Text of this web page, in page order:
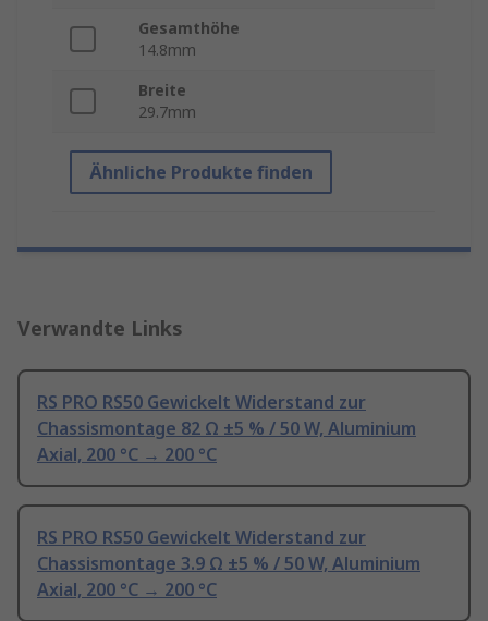
Gesamthöhe
14.8mm
Breite
29.7mm
Ähnliche Produkte finden
Verwandte Links
RS PRO RS50 Gewickelt Widerstand zur
Chassismontage 82 Ω ±5 % / 50 W, Aluminium
Axial, 200 °C → 200 °C
RS PRO RS50 Gewickelt Widerstand zur
Chassismontage 3.9 Ω ±5 % / 50 W, Aluminium
Axial, 200 °C → 200 °C